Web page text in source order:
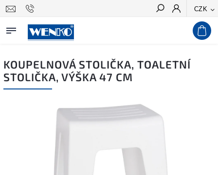
CZK
Hledat
KOUPELNOVÁ STOLIČKA, TOALETNÍ
STOLIČKA, VÝŠKA 47 CM